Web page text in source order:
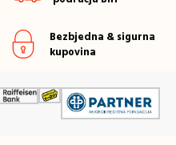
Bezbjedna & sigurna
kupovina